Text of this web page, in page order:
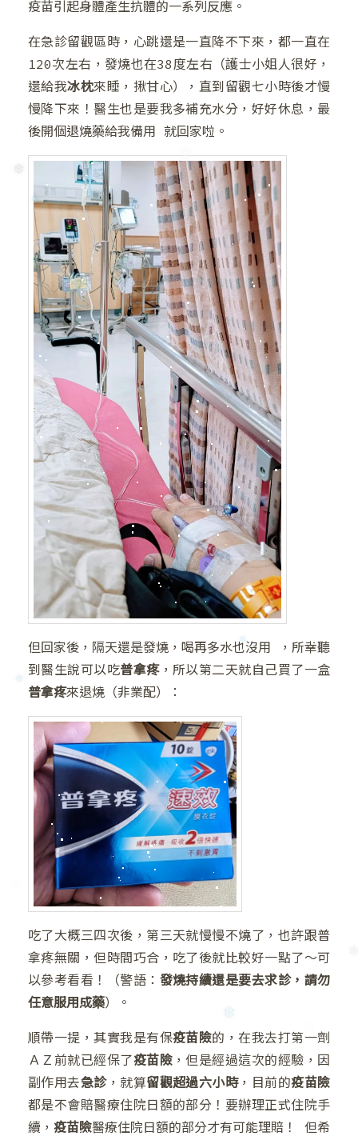
疫苗引起身體產生抗體的一系列反應。
在急診留觀區時，心跳還是一直降不下來，都一直在
120次左右，發燒也在38度左右（護士小姐人很好，
還給我冰枕來睡，揪甘心），直到留觀七小時後才慢
慢降下來！醫生也是要我多補充水分，好好休息，最
後開個退燒藥給我備用 就回家啦。
但回家後，隔天還是發燒，喝再多水也沒用 ，所幸聽
到醫生說可以吃普拿疼，所以第二天就自己買了一盒
普拿疼來退燒（非業配）：
吃了大概三四次後，第三天就慢慢不燒了，也許跟普
拿疼無關，但時間巧合，吃了後就比較好一點了～可
以參考看看！（警語： 發燒持續還是要去求診，請勿
任意服用成藥）。
順帶一提，其實我是有保疫苗險的，在我去打第一劑
ＡＺ前就已經保了疫苗險 ，但是經過這次的經驗，因
副作用去急診，就算留觀超過六小時，目前的疫苗險
都是不會賠醫療住院日額的部分！要辦理正式住院手
續， 疫苗險醫療住院日額的部分才有可能理賠！ 但希
❄
❅
❄
❄
❅
❄